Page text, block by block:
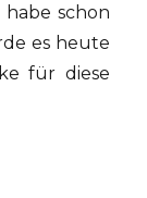
schon
es heute
für diese